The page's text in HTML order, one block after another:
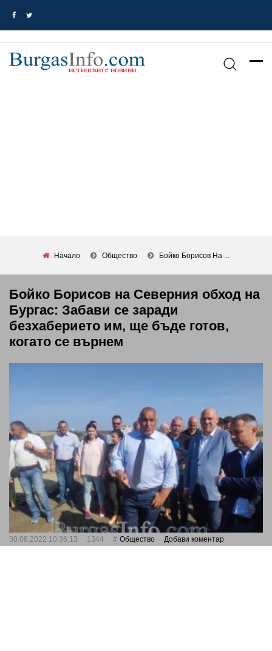
Начало Общество Бойко Борисов На ...
Бойко Борисов на Северния обход на
Бургас: Забави се заради
безхаберието им, ще бъде готов,
когато се върнем
30.08.2022 10:36:13 1344 Общество Добави коментар